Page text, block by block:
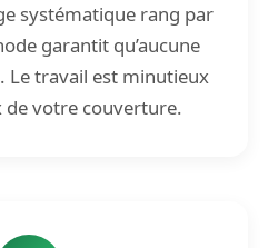
systématique rang par
garantit qu’aucune
Le travail est minutieux
de votre couverture.